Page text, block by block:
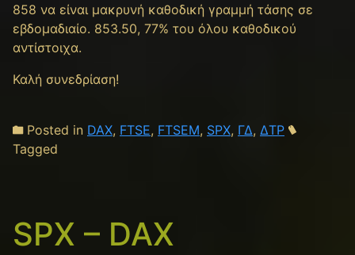
858 να είναι μακρυνή καθοδική γραμμή τάσης σε
εβδομαδιαίο. 853.50, 77% του όλου καθοδικού
αντίστοιχα.
Καλή συνεδρίαση!
Posted in DAX, FTSE, FTSEM, SPX, ΓΔ, ΔΤΡ
Tagged
SPX – DAX